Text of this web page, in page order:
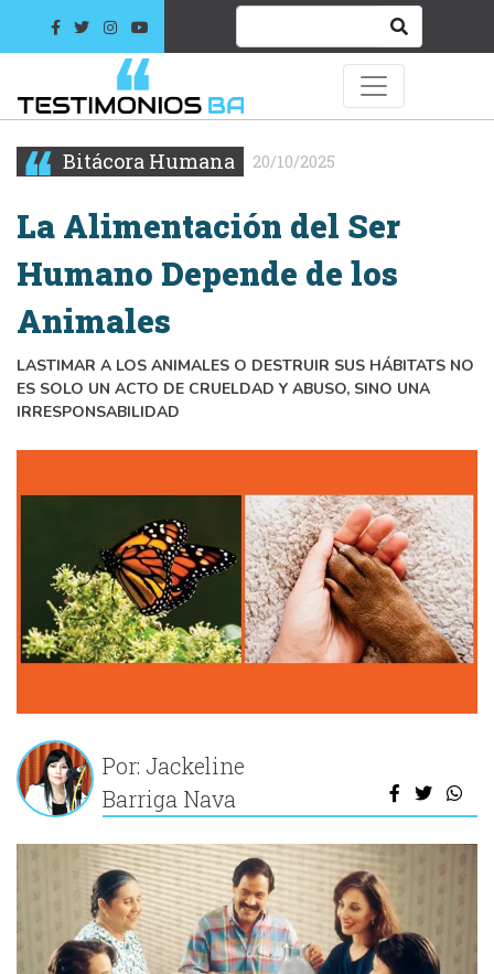
Bitácora Humana 20/10/2025
La Alimentación del Ser
Humano Depende de los
Animales
LASTIMAR A LOS ANIMALES O DESTRUIR SUS HÁBITATS NO
ES SOLO UN ACTO DE CRUELDAD Y ABUSO, SINO UNA
IRRESPONSABILIDAD
Por: Jackeline
Barriga Nava